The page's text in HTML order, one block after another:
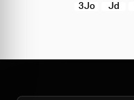
3Jo
Jd